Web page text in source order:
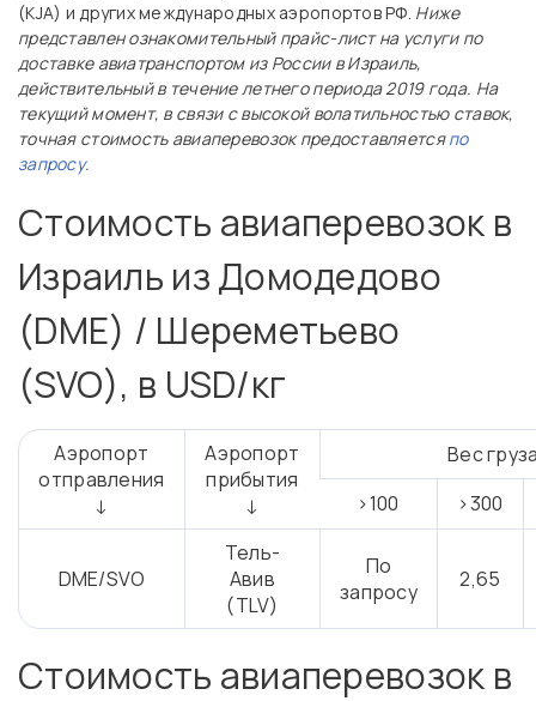
(KJA) и других международных аэропортов РФ. Ниже
представлен ознакомительный прайс-лист на услуги по
доставке авиатранспортом из России в Израиль,
действительный в течение летнего периода 2019 года. На
текущий момент, в связи с высокой волатильностью ставок,
точная стоимость авиаперевозок предоставляетсяпо
запросу.
Стоимость авиаперевозок в
Израиль из Домодедово
(DME) / Шереметьево
(SVO), в USD/кг
Аэропорт
отправления
↓
Аэропорт
прибытия
↓
Вес
>100
>300
DME/SVO
Тель-
Авив
(TLV)
По
запросу
2,65
Стоимость авиаперевозок в